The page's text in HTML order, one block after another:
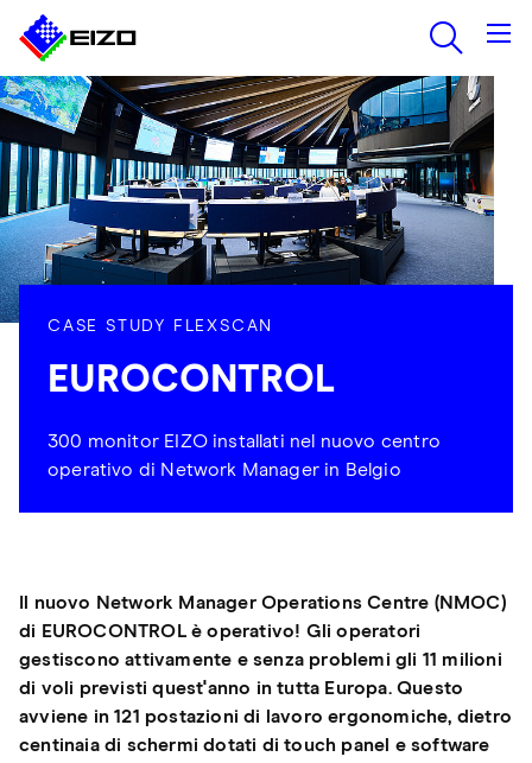
CASE STUDY FLEXSCAN
EUROCONTROL
300 monitor EIZO installati nel nuovo centro
operativo di Network Manager in Belgio
Il nuovo Network Manager Operations Centre (NMOC)
di EUROCONTROL è operativo! Gli operatori
gestiscono attivamente e senza problemi gli 11 milioni
di voli previsti quest'anno in tutta Europa. Questo
avviene in 121 postazioni di lavoro ergonomiche, dietro
centinaia di schermi dotati di touch panel e software